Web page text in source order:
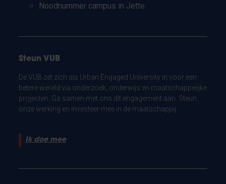
Noodnummer campus in Jette
Steun VUB
De VUB zet zich als Urban Engaged University in voor een
betere wereld via onderzoek, onderwijs en maatschappelijke
projecten. Ga samen met ons dit engagement aan. Steun
onze werking en investeer mee in de maatschappij.
Ik doe mee